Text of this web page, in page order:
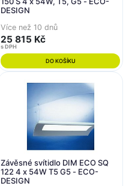
DESIGN
Více než 10 dnů
25 815 Kč
s DPH
DO KOŠÍKU
Závěsné svítidlo DIM ECO SQ
122 4 x 54W T5 G5 - ECO-
DESIGN